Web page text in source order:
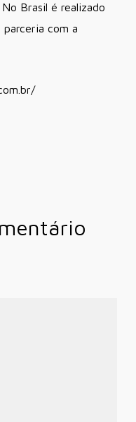
Brasil é realizado
parceria com a